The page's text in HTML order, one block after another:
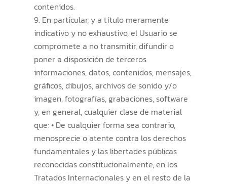
contenidos.
En particular, y a título meramente
indicativo y no exhaustivo, el Usuario se
compromete a no transmitir, difundir o
poner a disposición de terceros
informaciones, datos, contenidos, mensajes,
gráficos, dibujos, archivos de sonido y/o
imagen, fotografías, grabaciones, software
y, en general, cualquier clase de material
que: • De cualquier forma sea contrario,
menosprecie o atente contra los derechos
fundamentales y las libertades públicas
reconocidas constitucionalmente, en los
Tratados Internacionales y en el resto de la